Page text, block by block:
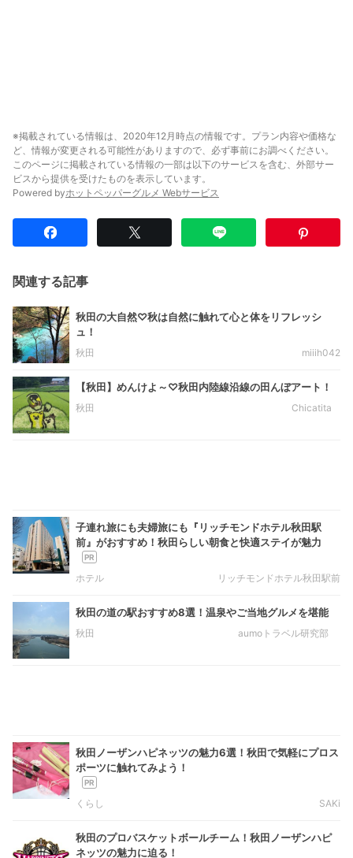
※掲載されている情報は、2020年12月時点の情報です。プラン内容や価格な
ど、情報が変更される可能性がありますので、必ず事前にお調べください。
このページに掲載されている情報の一部は以下のサービスを含む、外部サー
ビスから提供を受けたものを表示しています。
Powered byホットペッパーグルメ Webサービス
関連する記事
秋田の大自然♡秋は自然に触れて心と体をリフレッシ
ュ！
秋田 miiih042
【秋田】めんけよ～♡秋田内陸線沿線の田んぼアート！
秋田 Chicatita
子連れ旅にも夫婦旅にも『リッチモンドホテル秋田駅
前』がおすすめ！秋田らしい朝食と快適ステイが魅力
ホテル リッチモンドホテル秋田駅前
秋田の道の駅おすすめ8選！温泉やご当地グルメを堪能
秋田 aumoトラベル研究部
秋田ノーザンハピネッツの魅力6選！秋田で気軽にプロス
ポーツに触れてみよう！
くらし SAKi
秋田のプロバスケットボールチーム！秋田ノーザンハピ
ネッツの魅力に迫る！